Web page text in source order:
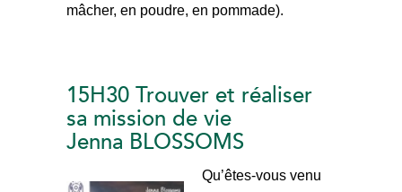
mâcher, en poudre, en pommade).
15H30 Trouver et réaliser
sa mission de vie
Jenna BLOSSOMS
Qu’êtes-vous venu